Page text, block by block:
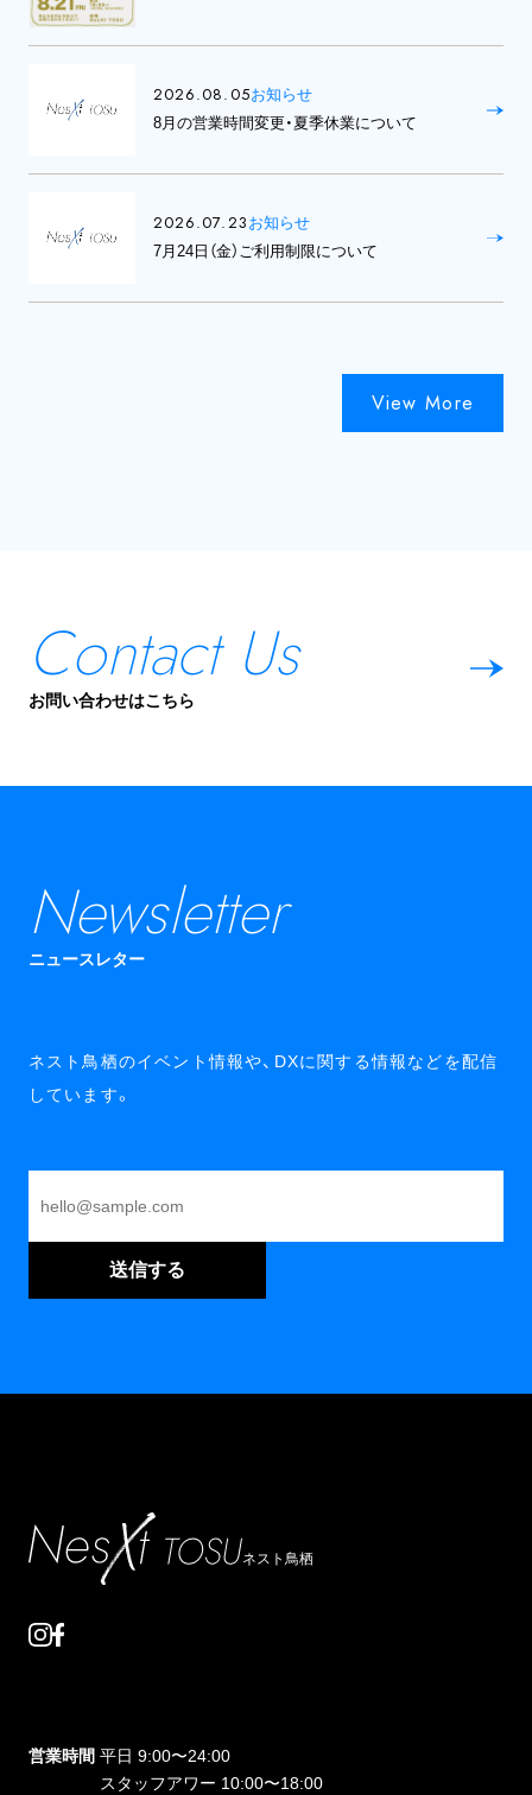
2026.08.05お知らせ
8月の営業時間変更・夏季休業について
2026.07.23 お知らせ
7月24日（金）ご利用制限について
View More
Contact Us
お問い合わせはこちら
Newsletter
ニュースレター
ネスト鳥栖のイベント情報や、DXに関する情報などを配信
しています。
ネスト鳥栖
営業時間 平日 9:00〜24:00
スタッフアワー 10:00〜18:00